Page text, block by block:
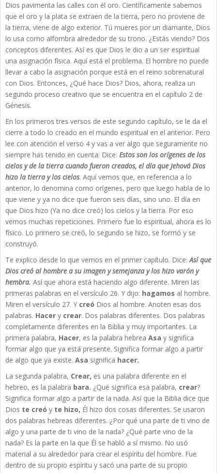
Dios pavimenta las calles con él oro. Científicamente sabemos
que el oro y la plata se extraen de la tierra, pero no proviene de
la tierra, viene de algo exterior. Tú mueres por un diamante, Dios
lo usa como alfombra alrededor de su trono. ¿Estás viendo? Dos
conceptos diferentes. Así es que Dios le dio a un ser espiritual
una asignación física. Aquí está el problema. El hombre no puede
llevar a cabo la asignación porque está en el reino sobrenatural
con Dios. Entonces, ¿Qué hace Dios? Dios, ahora, realiza un
segundo proceso creativo que se encuentra en el capítulo 2 de
Génesis.
En los primeros tres versos de este segundo capítulo, se le da el
cierre a todo lo creado en el mundo espiritual en el anterior. Pero
lee con atención el verso 4 y vas a ver algo que seguramente no
siempre has tenido en cuenta: Dice: Estos son los orígenes de los
cielos y de la tierra cuando fueron creados, el día que Jehová Dios
hizo la tierra y los cielos. Aquí vemos que, en referencia a lo
anterior, lo denomina como orígenes, pero que luego habla de lo
que viene y ya no dice que fueron seis días, sino uno. El día en
que Dios hizo (Ya no dice creó) los cielos y la tierra. Por eso
vemos muchas repeticiones. Primero fue lo espiritual, ahora es lo
físico. Lo primero se creó, lo segundo se hizo, se formó y se
construyó.
Te explico desde lo que vemos en el primer capítulo. Dice:Así que
Dios creó al hombre a su imagen y semejanza y los hizo varón y
hembra. Así que ahora está haciendo algo diferente. Miren las
primeras palabras en el versículo 26. Y dijo: hagamos al hombre.
Miren el versículo 27. Y creó Dios al hombre. Anoten esas dos
palabras. Hacer y crear. Dos palabras diferentes. Dos palabras
completamente diferentes en la Biblia y muy importantes. La
primera palabra, Hacer, es la palabra hebrea Asa y significa
formar algo que ya está presente. Significa formar algo a partir
de algo que ya existe. Asa significa hacer.
La segunda palabra, Crear, es una palabra diferente en el
hebreo, es la palabra bara. ¿Qué significa esa palabra, crear?
Significa formar algo a partir de la nada. Así que la Biblia dice que
Dios te creó y te hizo, Él hizo dos cosas diferentes. Se usaron
dos palabras hebreas diferentes. ¿Por qué una parte de ti vino de
algo y una parte de ti vino de la nada? ¿Qué parte vino de la
nada? Es la parte en la que Él se habló a sí mismo. No usó
material a su alrededor para crear el espíritu del hombre. Fue
dentro de su propio espíritu y sacó una parte de su propio